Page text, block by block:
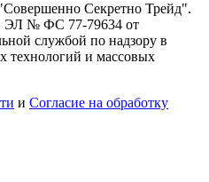
Секретно Трейд".
ЭЛ № ФС 77-79634 от
службой по надзору в
технологий и массовых
и Согласие на обработку